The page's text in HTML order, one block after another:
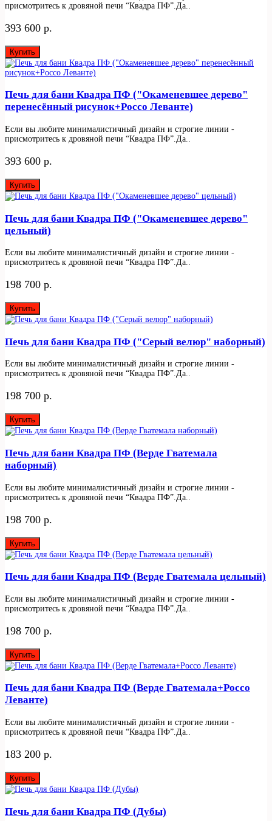
присмотритесь к дровяной печи “Квадра ПФ”.Да..
393 600 р.
Купить
Печь для бани Квадра ПФ ("Окаменевшее дерево"
перенесённый рисунок+Россо Леванте)
Если вы любите минималистичный дизайн и строгие линии -
присмотритесь к дровяной печи “Квадра ПФ”.Да..
393 600 р.
Купить
Печь для бани Квадра ПФ ("Окаменевшее дерево"
цельный)
Если вы любите минималистичный дизайн и строгие линии -
присмотритесь к дровяной печи “Квадра ПФ”.Да..
198 700 р.
Купить
Печь для бани Квадра ПФ ("Серый велюр" наборный)
Если вы любите минималистичный дизайн и строгие линии -
присмотритесь к дровяной печи “Квадра ПФ”.Да..
198 700 р.
Купить
Печь для бани Квадра ПФ (Верде Гватемала
наборный)
Если вы любите минималистичный дизайн и строгие линии -
присмотритесь к дровяной печи “Квадра ПФ”.Да..
198 700 р.
Купить
Печь для бани Квадра ПФ (Верде Гватемала цельный)
Если вы любите минималистичный дизайн и строгие линии -
присмотритесь к дровяной печи “Квадра ПФ”.Да..
198 700 р.
Купить
Печь для бани Квадра ПФ (Верде Гватемала+Россо
Леванте)
Если вы любите минималистичный дизайн и строгие линии -
присмотритесь к дровяной печи “Квадра ПФ”.Да..
183 200 р.
Купить
Печь для бани Квадра ПФ (Дубы)